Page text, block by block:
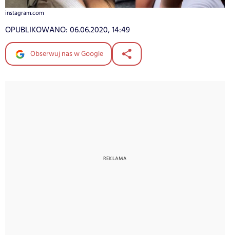
instagram.com
OPUBLIKOWANO: 06.06.2020, 14:49
Obserwuj nas w Google